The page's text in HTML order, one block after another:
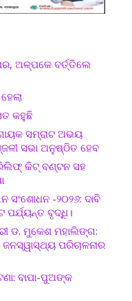
ଅଳ୍ପକେ ବର୍ତ୍ତିଲେ
କହୁଛି
ସମ୍ରାଟ ଅଭୟ
ସଭା ଅନୁଷ୍ଠିତ ହେବ
କିଟ୍ ବଣ୍ଟନ ସହ
ସଂଶୋଧନ -୨୦୨୬: ଦାବି
ବୃଦ୍ଧି।
ଡ. ମୁକେଶ ମହାଲିଙ୍ଗ:
ଜନସ୍ୱାସ୍ଥ୍ୟ ପରିଚାଳନାର
ବାପା-ପୁଅଙ୍କ